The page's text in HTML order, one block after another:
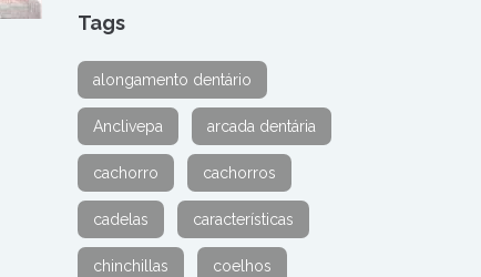
Tags
alongamento dentário
Anclivepa arcada dentária
cachorro cachorros
cadelas características
chinchillas coelhos